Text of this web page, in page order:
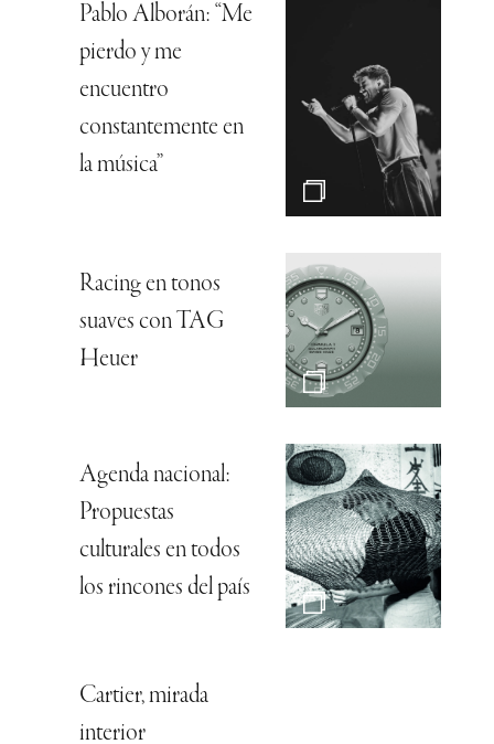
Pablo Alborán: “Me
pierdo y me
encuentro
constantemente en
la música”
Racing en tonos
suaves con TAG
Heuer
Agenda nacional:
Propuestas
culturales en todos
los rincones del país
Cartier, mirada
interior